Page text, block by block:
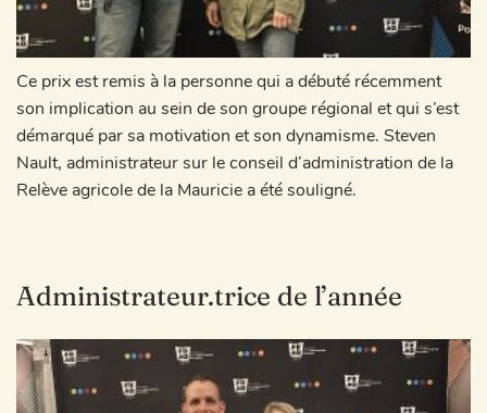
Ce prix est remis à la personne qui a débuté récemment
son implication au sein de son groupe régional et qui s’est
démarqué par sa motivation et son dynamisme. Steven
Nault, administrateur sur le conseil d’administration de la
Relève agricole de la Mauricie a été souligné.
Administrateur.trice de l’année